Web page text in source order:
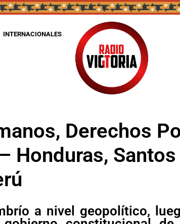
INTERNACIONALES
Derechos
Honduras, Santos
a nivel geopolítico,